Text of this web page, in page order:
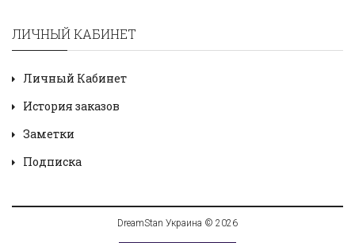
ЛИЧНЫЙ КАБИНЕТ
Личный Кабинет
История заказов
Заметки
Подписка
DreamStan Украина © 2026